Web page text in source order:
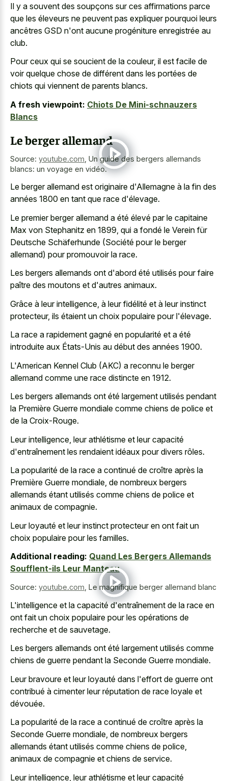
Il y a souvent des soupçons sur ces affirmations parce
que les éleveurs ne peuvent pas expliquer pourquoi leurs
ancêtres GSD n'ont aucune progéniture enregistrée au
club.
Pour ceux qui se soucient de la couleur, il est facile de
voir quelque chose de différent dans les portées de
chiots qui viennent de parents blancs.
A fresh viewpoint: Chiots De Mini-schnauzers
Blancs
Le berger allemand
Source: youtube.com Un guide des bergers allemands
blancs: un voyage en vidéo.
Le berger allemand est originaire d'Allemagne à la fin des
années 1800 en tant que race d'élevage.
Le premier berger allemand a été élevé par le capitaine
Max von Stephanitz en 1899, qui a fondé le Verein für
Deutsche Schäferhunde (Société pour le berger
allemand) pour promouvoir la race.
Les bergers allemands ont d'abord été utilisés pour faire
paître des moutons et d'autres animaux.
Grâce à leur intelligence, à leur fidélité et à leur instinct
protecteur, ils étaient un choix populaire pour l'élevage.
La race a rapidement gagné en popularité et a été
introduite aux États-Unis au début des années 1900.
L'American Kennel Club (AKC) a reconnu le berger
allemand comme une race distincte en 1912.
Les bergers allemands ont été largement utilisés pendant
la Première Guerre mondiale comme chiens de police et
de la Croix-Rouge.
Leur intelligence, leur athlétisme et leur capacité
d'entraînement les rendaient idéaux pour divers rôles.
La popularité de la race a continué de croître après la
Première Guerre mondiale, de nombreux bergers
allemands étant utilisés comme chiens de police et
animaux de compagnie.
Leur loyauté et leur instinct protecteur en ont fait un
choix populaire pour les familles.
Additional reading: Quand Les Bergers Allemands
Soufflent-ils Leur Manteau
Source: youtube.com Le magnifique berger allemand blanc
L'intelligence et la capacité d'entraînement de la race en
ont fait un choix populaire pour les opérations de
recherche et de sauvetage.
Les bergers allemands ont été largement utilisés comme
chiens de guerre pendant la Seconde Guerre mondiale.
Leur bravoure et leur loyauté dans l'effort de guerre ont
contribué à cimenter leur réputation de race loyale et
dévouée.
La popularité de la race a continué de croître après la
Seconde Guerre mondiale, de nombreux bergers
allemands étant utilisés comme chiens de police,
animaux de compagnie et chiens de service.
Leur intelligence, leur athlétisme et leur capacité